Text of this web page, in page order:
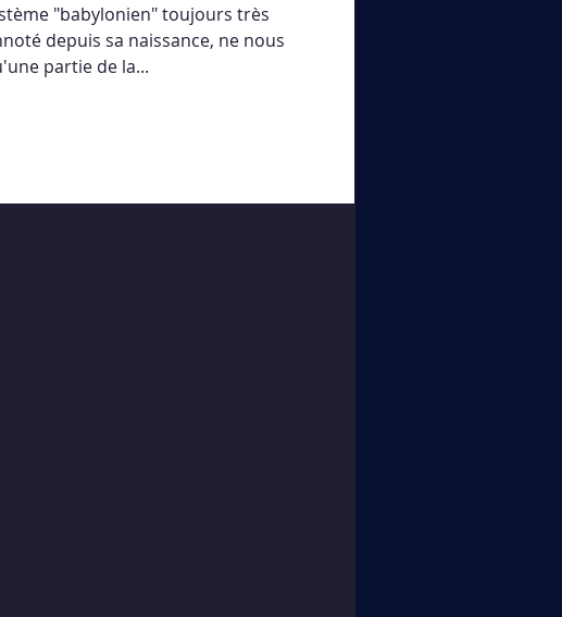
"babylonien" toujours très
depuis sa naissance, ne nous
partie de la...